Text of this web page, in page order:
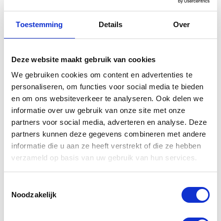
Toestemming Details Over
Deze website maakt gebruik van cookies
We gebruiken cookies om content en advertenties te
personaliseren, om functies voor social media te bieden
en om ons websiteverkeer te analyseren. Ook delen we
informatie over uw gebruik van onze site met onze
partners voor social media, adverteren en analyse. Deze
partners kunnen deze gegevens combineren met andere
informatie die u aan ze heeft verstrekt of die ze hebben
verzameld op basis van uw gebruik van hun services.
Noodzakelijk
Gerelateerde
producten
-30%
Segura Tom
Spidi Robotic